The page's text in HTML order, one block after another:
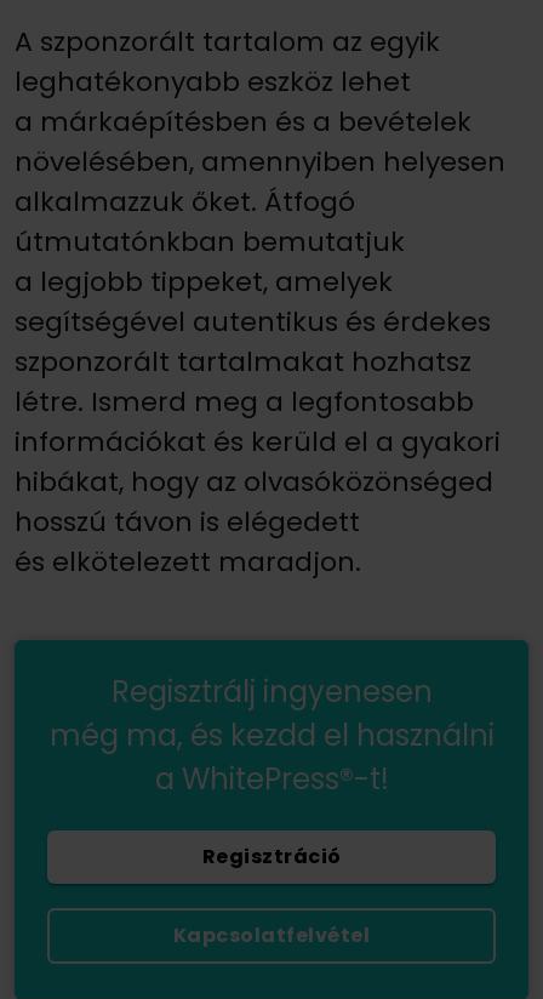
A szponzorált tartalom az egyik
leghatékonyabb eszköz lehet
a márkaépítésben és a bevételek
növelésében, amennyiben helyesen
alkalmazzuk őket. Átfogó
útmutatónkban bemutatjuk
a legjobb tippeket, amelyek
segítségével autentikus és érdekes
szponzorált tartalmakat hozhatsz
létre. Ismerd meg a legfontosabb
információkat és kerüld el a gyakori
hibákat, hogy az olvasóközönséged
hosszú távon is elégedett
és elkötelezett maradjon.
Regisztrálj ingyenesen
még ma, és kezdd el használni
a WhitePress®-t!
Regisztráció
Kapcsolatfelvétel